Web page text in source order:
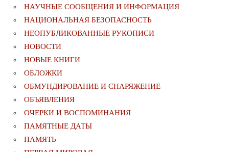
НАУЧНЫЕ СООБЩЕНИЯ И ИНФОРМАЦИЯ
НАЦИОНАЛЬНАЯ БЕЗОПАСНОСТЬ
НЕОПУБЛИКОВАННЫЕ РУКОПИСИ
НОВОСТИ
НОВЫЕ КНИГИ
ОБЛОЖКИ
ОБМУНДИРОВАНИЕ И СНАРЯЖЕНИЕ
ОБЪЯВЛЕНИЯ
ОЧЕРКИ И ВОСПОМИНАНИЯ
ПАМЯТНЫЕ ДАТЫ
ПАМЯТЬ